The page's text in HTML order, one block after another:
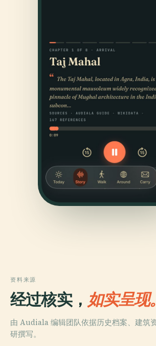
资料来源
经过核实， 如实呈现。
由 Audiala 编辑团队依据历史档案、建筑
研撰写。